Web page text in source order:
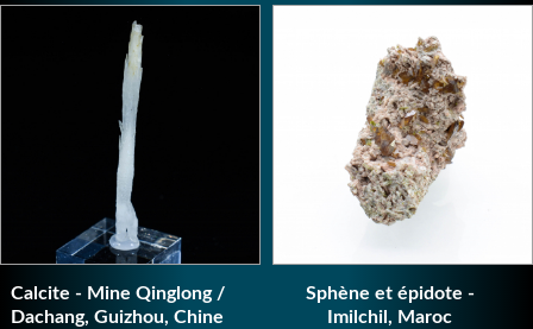
Calcite - Mine Qinglong /
Dachang, Guizhou, Chine
Sphène et épidote -
Imilchil, Maroc